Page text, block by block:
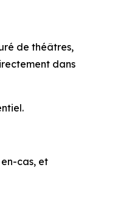
de théâtres,
dans
cas, et